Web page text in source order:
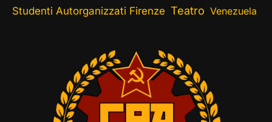
Studenti Autorganizzati Firenze Teatro Venezuela